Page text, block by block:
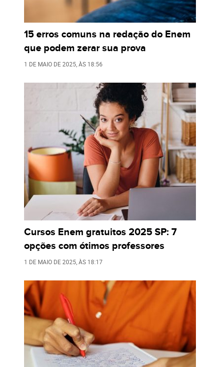
15 erros comuns na redação do Enem
que podem zerar sua prova
1 DE MAIO DE 2025 , ÀS 18:56
Cursos Enem gratuitos 2025 SP: 7
opções com ótimos professores
1 DE MAIO DE 2025 , ÀS 18:17